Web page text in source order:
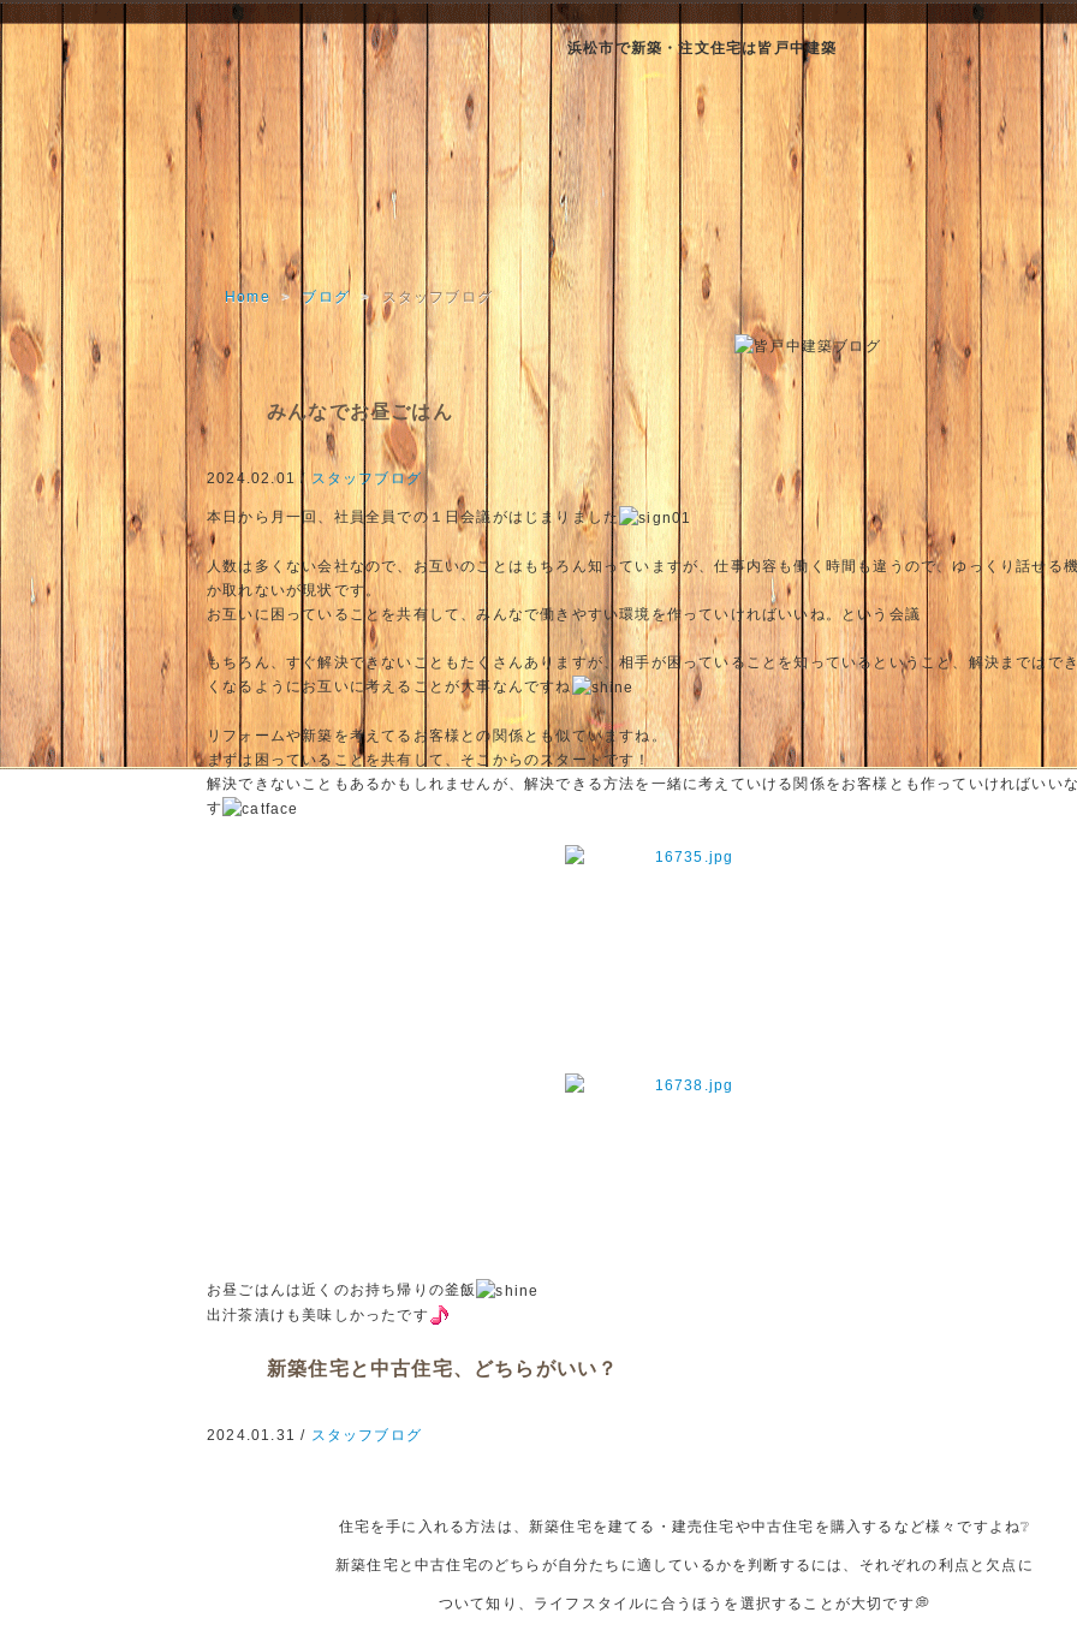
浜松市で新築・注文住宅は皆戸中建築
Home > ブログ > スタッフブログ
みんなでお昼ごはん
2024.02.01 / スタッフブログ
本日から月一回、社員全員での１日会議がはじまりました
人数は多くない会社なので、お互いのことはもちろん知っていますが、仕事内容も働く時間も違うので、ゆっくり話せる
か取れないが現状です。
お互いに困っていることを共有して、みんなで働きやすい環境を作っていければいいね。という会議
もちろん、すぐ解決できないこともたくさんありますが、相手が困っていることを知っているということ、解決まではで
くなるようにお互いに考えることが大事なんですね
リフォームや新築を考えてるお客様との関係とも似ていますね。
まずは困っていることを共有して、そこからのスタートです！
解決できないこともあるかもしれませんが、解決できる方法を一緒に考えていける関係をお客様とも作っていければいい
す
お昼ごはんは近くのお持ち帰りの釜飯
出汁茶漬けも美味しかったです
新築住宅と中古住宅、どちらがいい？
2024.01.31 / スタッフブログ
住宅を手に入れる方法は、新築住宅を建てる・建売住宅や中古住宅を購入するなど様々ですよね❔
新築住宅と中古住宅のどちらが自分たちに適しているかを判断するには、それぞれの利点と欠点に
ついて知り、ライフスタイルに合うほうを選択することが大切です💭